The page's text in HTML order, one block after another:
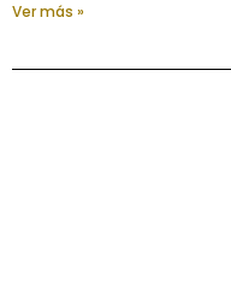
Ver más »